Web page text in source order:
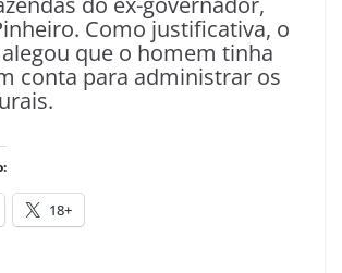
Como justificativa, o
que o homem tinha
conta para administrar os
18+